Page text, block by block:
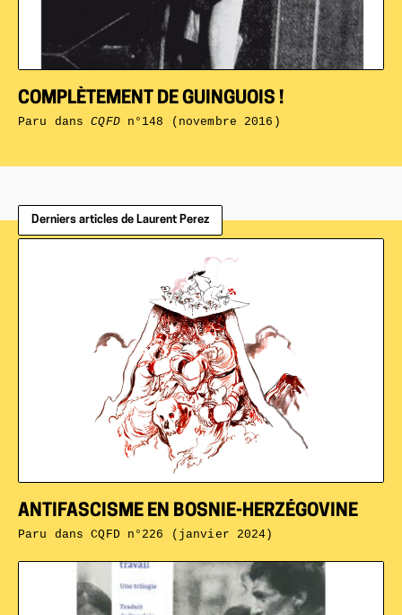
COMPLÈTEMENT DE GUINGUOIS !
Paru dansCQFDn°148 (novembre 2016)
Derniers articles de Laurent Perez
ANTIFASCISME EN BOSNIE-HERZÉGOVINE
Paru dansCQFD n°226 (janvier 2024)